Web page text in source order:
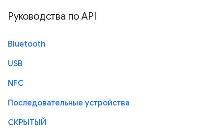
Руководства по API
Bluetooth
USB
NFC
Последовательные устройства
СКРЫТЫЙ